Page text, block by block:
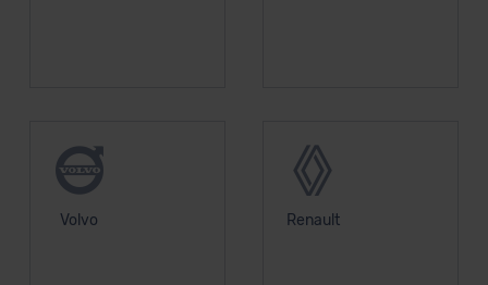
Datenschutzerklärung Impressum
Volvo Renault